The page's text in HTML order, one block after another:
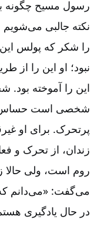
رسول مسیح چگونه
نکته جالبی
را شکر که پولس این
نبود؛ او این را از
این را آموخته بود.
شخصی است حساس‌،
پرتحرک‌. برای او
زندان‌، از تحرک و
روم است‌، ولی حالا
می‌گفت‌:‌ «می‌دانم
در حال یادگیری